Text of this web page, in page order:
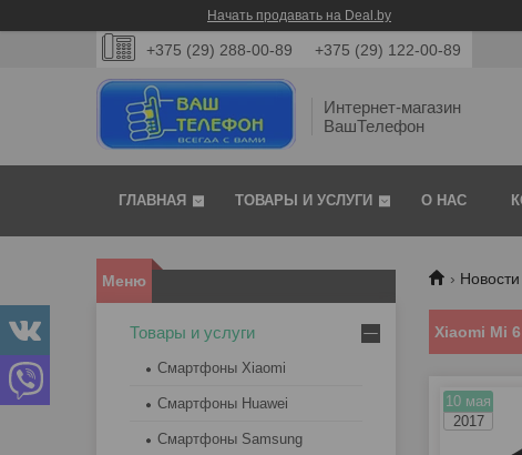
Начать продавать на Deal.by
+375 (29) 288-00-89 +375 (29) 122-00-89
Интернет-магазин
ВашТелефон
ГЛАВНАЯ ТОВАРЫ И УСЛУГИ О НАС
Новости
Xiaomi Mi
10 мая
2017
Товары и услуги
Смартфоны Xiaomi
Смартфоны Huawei
Смартфоны Samsung